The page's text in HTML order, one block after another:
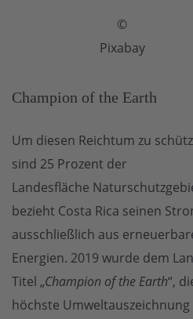
©
Pixabay
Champion of the Earth
Um diesen Reichtum zu
sind 25 Prozent der
Landesfläche
bezieht Costa Rica seinen
ausschließlich aus
Energien. 2019 wurde dem
Titel „Champion of the Earth“,
höchste Umweltauszeichnung